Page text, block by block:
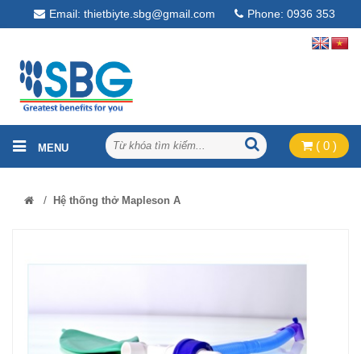
Email: thietbiyte.sbg@gmail.com Phone: 0936 353
( 0 )
/ Hệ thống thở Mapleson A